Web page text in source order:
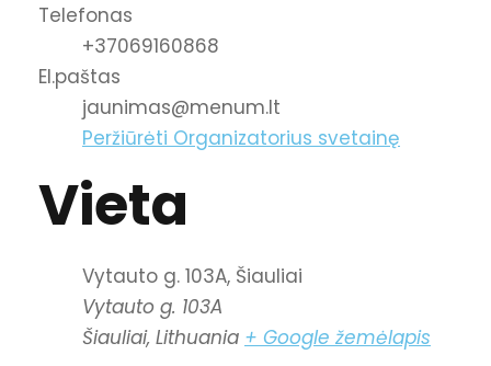
Telefonas
+37069160868
El.paštas
jaunimas@menum.lt
Peržiūrėti Organizatorius svetainę
Vieta
Vytauto g. 103A, Šiauliai
Vytauto g. 103A
Šiauliai, Lithuania + Google žemėlapis